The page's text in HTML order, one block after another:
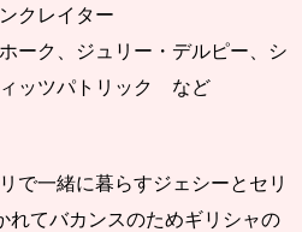
クレイター
ーク、ジュリー・デルピー、シ
ッツパトリック など
で一緒に暮らすジェシーとセリ
れてバカンスのためギリシャの